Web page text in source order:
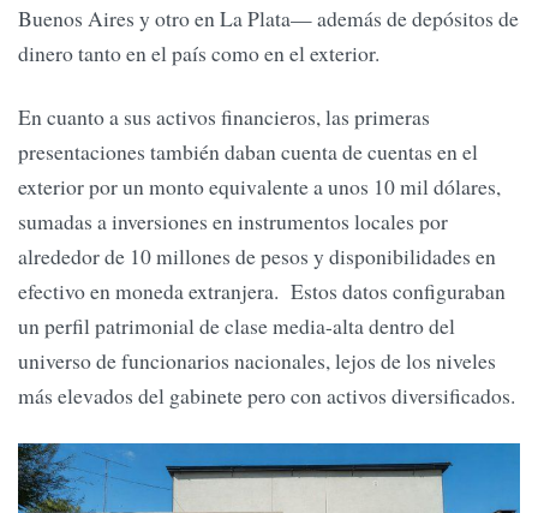
Buenos Aires y otro en La Plata— además de depósitos de
dinero tanto en el país como en el exterior.
En cuanto a sus activos financieros, las primeras
presentaciones también daban cuenta de cuentas en el
exterior por un monto equivalente a unos 10 mil dólares,
sumadas a inversiones en instrumentos locales por
alrededor de 10 millones de pesos y disponibilidades en
efectivo en moneda extranjera. Estos datos configuraban
un perfil patrimonial de clase media-alta dentro del
universo de funcionarios nacionales, lejos de los niveles
más elevados del gabinete pero con activos diversificados.